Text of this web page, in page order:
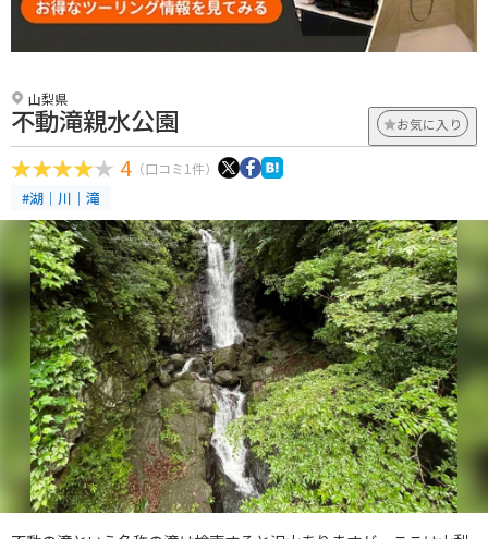
山梨県
不動滝親水公園 お気に入り
4 （口コミ1件）
#湖｜川｜滝